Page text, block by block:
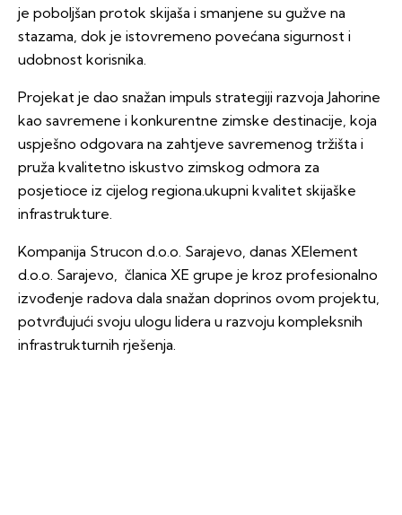
je poboljšan protok skijaša i smanjene su gužve na
stazama, dok je istovremeno povećana sigurnost i
udobnost korisnika.
Projekat je dao snažan impuls strategiji razvoja Jahorine
kao savremene i konkurentne zimske destinacije, koja
uspješno odgovara na zahtjeve savremenog tržišta i
pruža kvalitetno iskustvo zimskog odmora za
posjetioce iz cijelog regiona.ukupni kvalitet skijaške
infrastrukture.
Kompanija Strucon d.o.o. Sarajevo, danas XElement
d.o.o. Sarajevo, članica XE grupe je kroz profesionalno
izvođenje radova dala snažan doprinos ovom projektu,
potvrđujući svoju ulogu lidera u razvoju kompleksnih
infrastrukturnih rješenja.